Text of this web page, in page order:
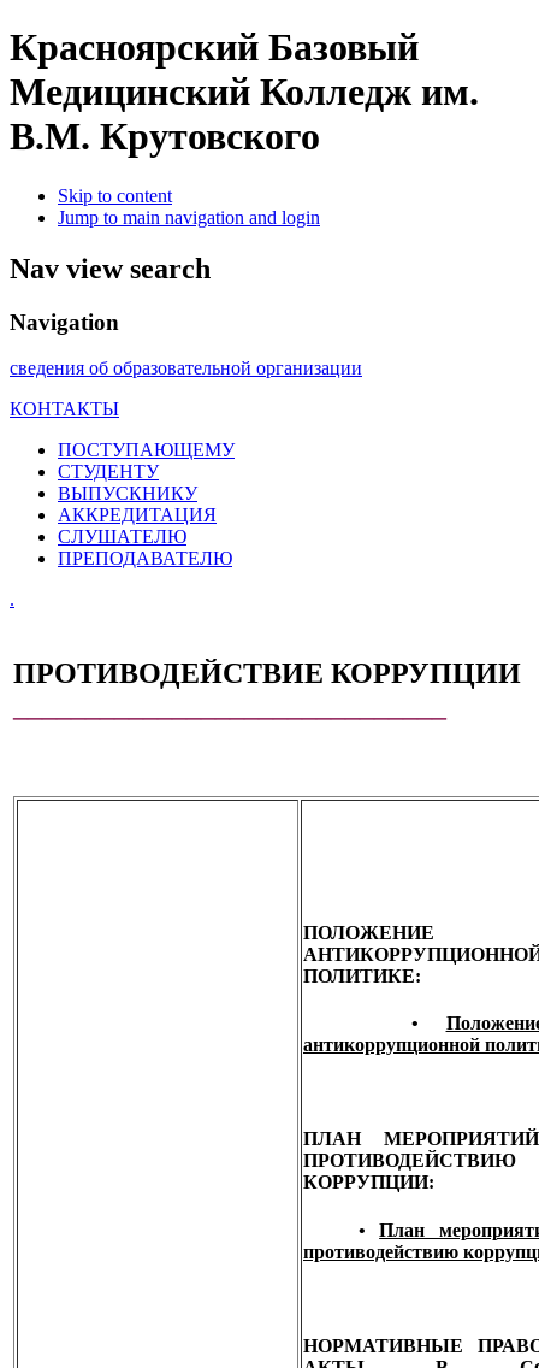
Красноярский Базовый
Медицинский Колледж им.
В.М. Крутовского
Skip to content
Jump to main navigation and login
Nav view search
Navigation
сведения об образовательной организации
КОНТАКТЫ
ПОСТУПАЮЩЕМУ
СТУДЕНТУ
ВЫПУСКНИКУ
АККРЕДИТАЦИЯ
СЛУШАТЕЛЮ
ПРЕПОДАВАТЕЛЮ
.
ПРОТИВОДЕЙСТВИЕ КОРРУПЦИИ
ПОЛОЖЕНИЕ
ПОЛИТИКЕ:
•
антикоррупционной
ПЛАН
ПРОТИВОДЕЙСТВИЮ
КОРРУПЦИИ:
•План
противодействию
НОРМАТИВНЫЕ